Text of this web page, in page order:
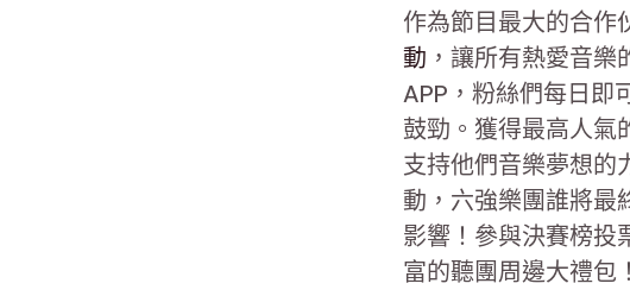
作為節目最大的合作
動 ，讓所有熱愛音
APP，粉絲們每日即
鼓勁。獲得最高人氣
支持他們音樂夢想的
動，六強樂團誰將最
影響！參與決賽榜投
富的聽團周邊大禮包